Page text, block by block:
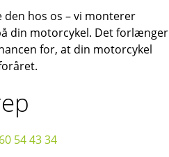
den hos os – vi monterer
din motorcykel. Det forlænger
for, at din motorcykel
60 54 43 34